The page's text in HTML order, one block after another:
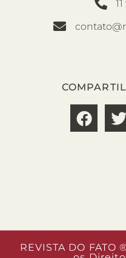
REVISTA DO